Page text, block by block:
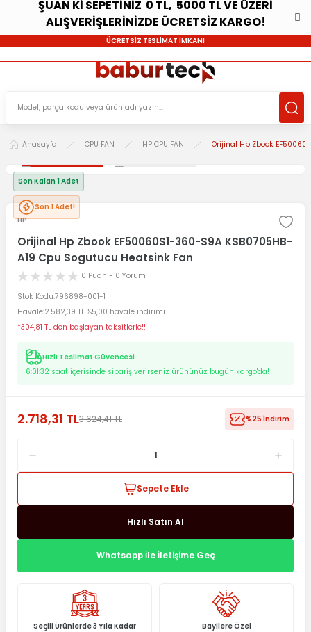
ŞUAN Kİ SEPETİNİZ 0 TL, 5000 TL VE ÜZERİ
ALIŞVERİŞLERİNİZDE ÜCRETSİZ KARGO!
ÜCRETSİZ TESLİMAT İMKANI
Anasayfa CPU FAN HP CPU FAN Orijinal Hp Zbook
Son Kalan 1 Adet
Son 1 Adet!
HP
Orijinal Hp Zbook EF50060S1-360-S9A KSB0705HB-
A19 Cpu Sogutucu Heatsink Fan
0 Puan - 0 Yorum
Stok Kodu 796898-001-1
Havale 2.582,39 TL %5,00 havale indirimi
*304,81 TL den başlayan taksitlerle!!
Hızlı Teslimat Güvencesi
6:01:32 saat içerisinde sipariş verirseniz ürününüz bugün kargo'da!
2.718,31 TL3.624,41 TL %25 İndirim
Sepete Ekle
Hızlı Satın Al
Whatsapp İle İletişime Geç
Seçili Ürünlerde 3 Yıla Kadar
Bayilere Özel